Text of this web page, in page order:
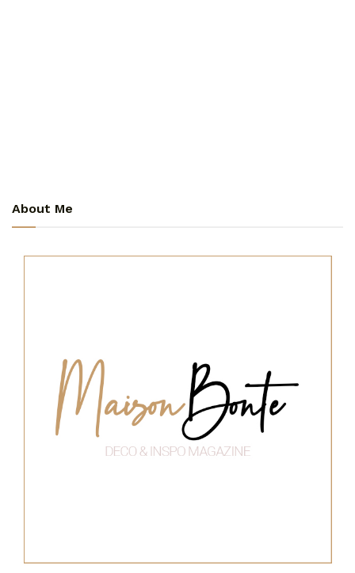
About Me